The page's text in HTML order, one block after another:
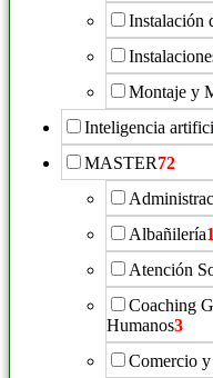
Instalación
Montaje y
Inteligencia
MASTER72
Albañilería1
Atención
Coaching
Humanos3
Comercio